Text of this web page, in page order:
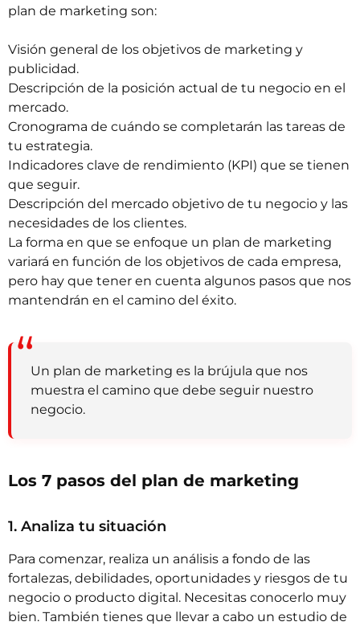
plan de marketing son:
Visión general de los objetivos de marketing y
publicidad.
Descripción de la posición actual de tu negocio en el
mercado.
Cronograma de cuándo se completarán las tareas de
tu estrategia.
Indicadores clave de rendimiento (KPI) que se tienen
que seguir.
Descripción del mercado objetivo de tu negocio y las
necesidades de los clientes.
La forma en que se enfoque un plan de marketing
variará en función de los objetivos de cada empresa,
pero hay que tener en cuenta algunos pasos que nos
mantendrán en el camino del éxito.
Un plan de marketing es la brújula que nos
muestra el camino que debe seguir nuestro
negocio.
Los 7 pasos del plan de marketing
1. Analiza tu situación
Para comenzar, realiza un análisis a fondo de las
fortalezas, debilidades, oportunidades y riesgos de tu
negocio o producto digital. Necesitas conocerlo muy
bien. También tienes que llevar a cabo un estudio de